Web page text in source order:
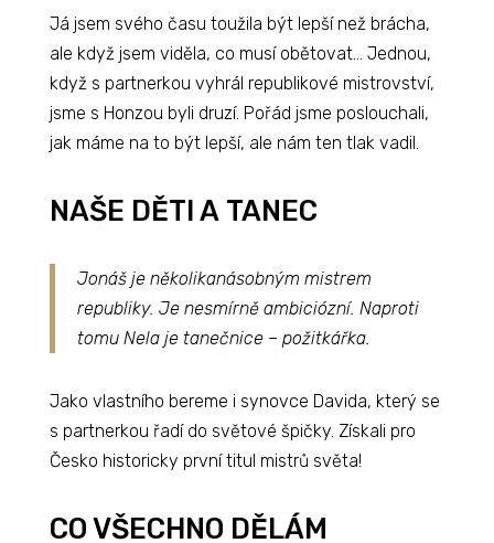
Já jsem svého času toužila být lepší než brácha,
ale když jsem viděla, co musí obětovat… Jednou,
když s partnerkou vyhrál republikové mistrovství,
jsme s Honzou byli druzí. Pořád jsme poslouchali,
jak máme na to být lepší, ale nám ten tlak vadil.
NAŠE DĚTI A TANEC
Jonáš je několikanásobným mistrem
republiky. Je nesmírně ambiciózní. Naproti
tomu Nela je tanečnice – požitkářka.
Jako vlastního bereme i synovce Davida, který se
s partnerkou řadí do světové špičky. Získali pro
Česko historicky první titul mistrů světa!
CO VŠECHNO DĚLÁM